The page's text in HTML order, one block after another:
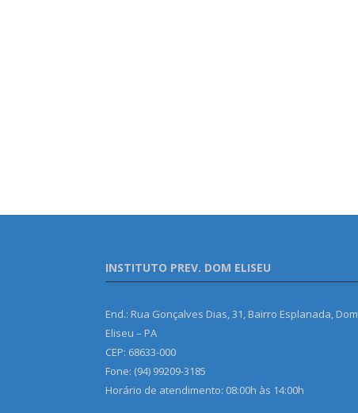
INSTITUTO PREV. DOM ELISEU
End.: Rua Gonçalves Dias, 31, Bairro Esplanada, Dom
Eliseu – PA
CEP: 68633-000
Fone: (94) 99209-3185
Horário de atendimento: 08:00h às 14:00h